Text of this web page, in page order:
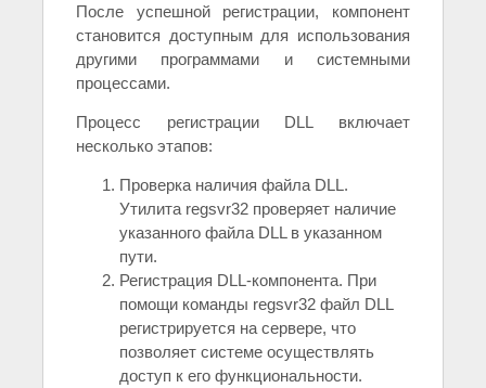
После успешной регистрации, компонент
становится доступным для использования
другими программами и системными
процессами.
Процесс регистрации DLL включает
несколько этапов:
Проверка наличия файла DLL.
Утилита regsvr32 проверяет наличие
указанного файла DLL в указанном
пути.
Регистрация DLL-компонента. При
помощи команды regsvr32 файл DLL
регистрируется на сервере, что
позволяет системе осуществлять
доступ к его функциональности.